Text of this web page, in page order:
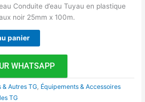
Conduite d’eau Tuyau en plastique
noir 25mm x 100m.
panier
WHATSAPP
& Autres TG Équipements & Accessoires
TG